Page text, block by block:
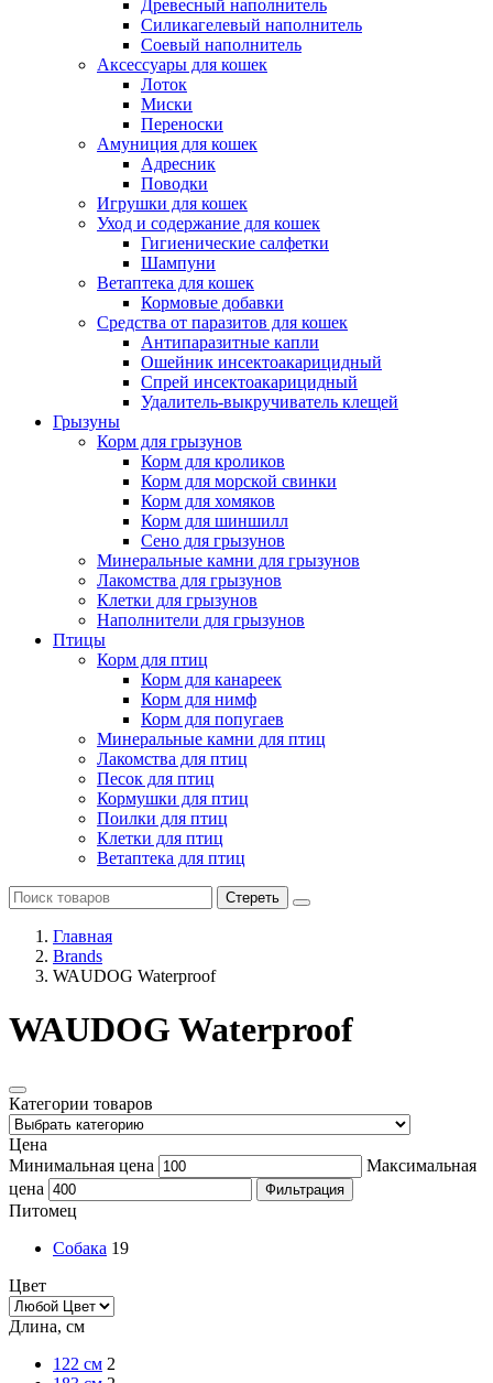
Древесный наполнитель
Силикагелевый наполнитель
Соевый наполнитель
Аксессуары для кошек
Лоток
Миски
Переноски
Амуниция для кошек
Адресник
Поводки
Игрушки для кошек
Уход и содержание для кошек
Гигиенические салфетки
Шампуни
Ветаптека для кошек
Кормовые добавки
Средства от паразитов для кошек
Антипаразитные капли
Ошейник инсектоакарицидный
Спрей инсектоакарицидный
Удалитель-выкручиватель клещей
Грызуны
Корм для грызунов
Корм для кроликов
Корм для морской свинки
Корм для хомяков
Корм для шиншилл
Сено для грызунов
Минеральные камни для грызунов
Лакомства для грызунов
Клетки для грызунов
Наполнители для грызунов
Птицы
Корм для птиц
Корм для канареек
Корм для нимф
Корм для попугаев
Минеральные камни для птиц
Лакомства для птиц
Песок для птиц
Кормушки для птиц
Поилки для птиц
Клетки для птиц
Ветаптека для птиц
Стереть
Главная
Brands
WAUDOG Waterproof
WAUDOG Waterproof
Категории товаров
Цена
Минимальная цена
Максимальная
цена
Фильтрация
Питомец
Собака 19
Цвет
Длина, см
122 см 2